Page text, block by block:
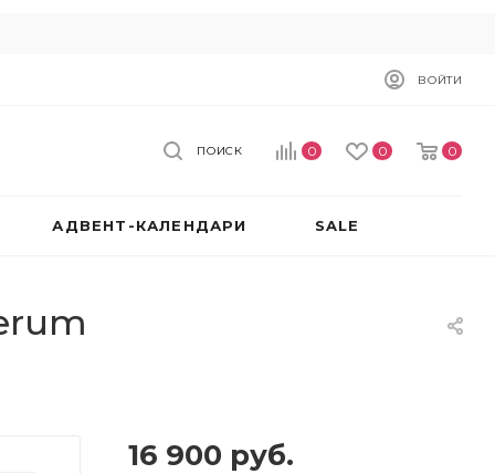
ВОЙТИ
0 0 0
ПОИСК
АДВЕНТ-КАЛЕНДАРИ SALE
16 900 руб.